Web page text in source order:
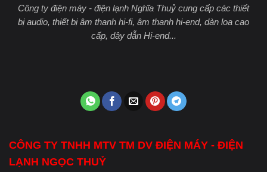
Công ty điện máy - điện lạnh Nghĩa Thuỷ cung cấp các thiết
bị audio, thiết bị âm thanh hi-fi, âm thanh hi-end, dàn loa cao
cấp, dây dẫn Hi-end...
CÔNG TY TNHH MTV TM DV ĐIỆN MÁY - ĐIỆN
LẠNH NGỌC THUỶ